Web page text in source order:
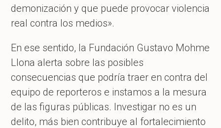
demonización y que puede provocar violencia
real contra los medios».
En ese sentido, la Fundación Gustavo Mohme
Llona alerta sobre las posibles
consecuencias que podría traer en contra del
equipo de reporteros e instamos a la mesura
de las figuras públicas. Investigar no es un
delito, más bien contribuye al fortalecimiento